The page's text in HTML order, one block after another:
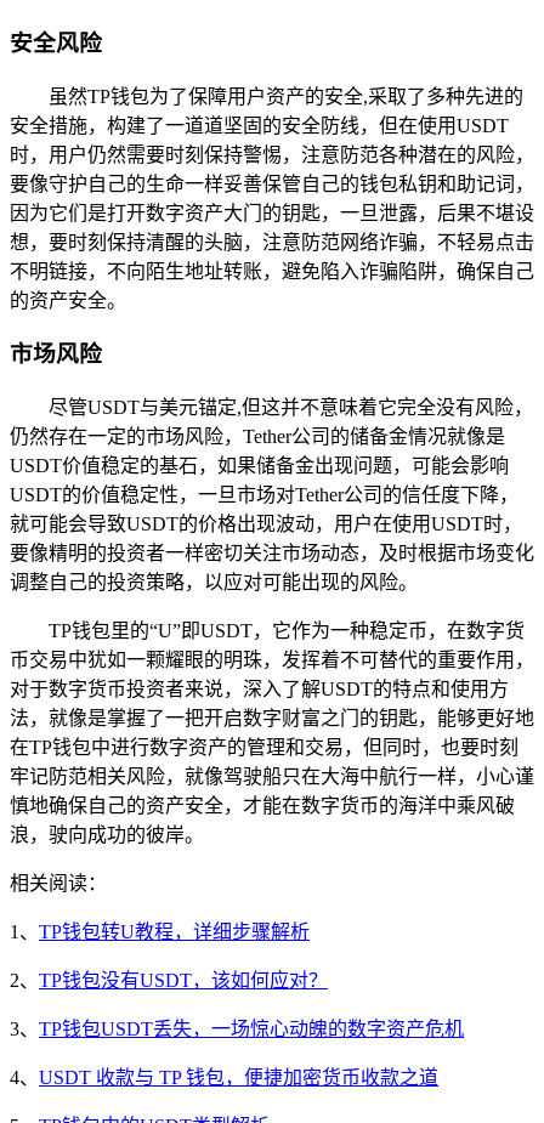
安全风险
虽然TP钱包为了保障用户资产的安全,采取了多种先进的
安全措施，构建了一道道坚固的安全防线，但在使用USDT
时，用户仍然需要时刻保持警惕，注意防范各种潜在的风险，
要像守护自己的生命一样妥善保管自己的钱包私钥和助记词，
因为它们是打开数字资产大门的钥匙，一旦泄露，后果不堪设
想，要时刻保持清醒的头脑，注意防范网络诈骗，不轻易点击
不明链接，不向陌生地址转账，避免陷入诈骗陷阱，确保自己
的资产安全。
市场风险
尽管USDT与美元锚定,但这并不意味着它完全没有风险，
仍然存在一定的市场风险，Tether公司的储备金情况就像是
USDT价值稳定的基石，如果储备金出现问题，可能会影响
USDT的价值稳定性，一旦市场对Tether公司的信任度下降，
就可能会导致USDT的价格出现波动，用户在使用USDT时，
要像精明的投资者一样密切关注市场动态，及时根据市场变化
调整自己的投资策略，以应对可能出现的风险。
TP钱包里的“U”即USDT，它作为一种稳定币，在数字货
币交易中犹如一颗耀眼的明珠，发挥着不可替代的重要作用，
对于数字货币投资者来说，深入了解USDT的特点和使用方
法，就像是掌握了一把开启数字财富之门的钥匙，能够更好地
在TP钱包中进行数字资产的管理和交易，但同时，也要时刻
牢记防范相关风险，就像驾驶船只在大海中航行一样，小心谨
慎地确保自己的资产安全，才能在数字货币的海洋中乘风破
浪，驶向成功的彼岸。
相关阅读：
1、 TP钱包转U教程，详细步骤解析
2、 TP钱包没有USDT，该如何应对？
3、 TP钱包USDT丢失，一场惊心动魄的数字资产危机
4、 USDT 收款与 TP 钱包，便捷加密货币收款之道